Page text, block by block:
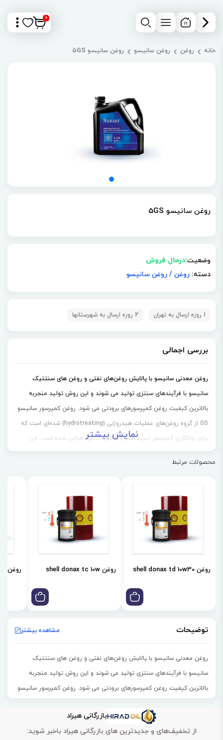
0
خانه روغن روغن سانیسو روغن سانیسو 5GS
روغن سانیسو 5GS
وضعیت:درحال فروش
دسته: روغن / روغن سانیسو
1 روزه ارسال به تهران 2 روزه ارسال به شهرستانها
بررسی اجمالی
روغن معدنی سانیسو با پالایش روغن‌های نفتی و روغن های سنتتیک
سانیسو با فرآیندهای سنتزی تولید می شوند و این روش تولید منجربه
بالاترین کیفیت روغن کمپرسورهای برودتی می شود. روغن کمپرسور سانیسو
GS از گروه روغن‌های عملیات هیدروژنی (hydrotreating) شده‌ای است که
برای روانکاری کمپرسور تبرید همراه با مبرد سنتی طراحی شده است. این
سانیسو GS صرف‌نظر از درجه حرارت اواپراتور و کمپرسور می‌تواند به صورت
بالقوه درون کمپرسور هر تاسیساتی استفاده شود. به‌صورت ایده آل روغن
سری GS سانیسو برای دمای پایین‌تر از -18 درجه سانتیگراد شامل مصارف
خانگی و تبرید صنعتی و تهویه مطبوع مناسب است. به خصوص این نوع
علاوه‌براین روغن کمپرسور سری GS سانیسو با مبردهای طبیعی مانند R-717
نمایش بیشتر
محصولات مرتبط
روغن shell donax td 10w30 روغن shell donax tc 10w روغن shell donax td 85w
توضیحات مشاهده بیشتر
روغن معدنی سانیسو با پالایش روغن‌های نفتی و روغن های سنتتیک
سانیسو با فرآیندهای سنتزی تولید می شوند و این روش تولید منجربه
بالاترین کیفیت روغن کمپرسورهای برودتی می شود. روغن کمپرسور سانیسو
برای روانکاری کمپرسور تبرید همراه با مبرد سنتی طراحی شده است. این
روغن‌ها پایداری بسیار زیادی دارند و بدون موم می‌باشند که خواص کاهش
بازرگانی هیراد
از تخفیف‌های و جدیدترین های بازرگانی هیراد باخبر شوید: